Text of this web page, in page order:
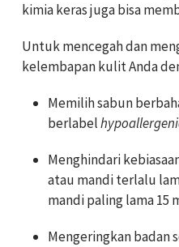
kimia keras juga bisa
Untuk mencegah dan
kelembapan kulit Anda
Memilih sabun
berlabel
Menghindari
atau mandi terlalu
mandi paling lama 15
Mengeringkan badan